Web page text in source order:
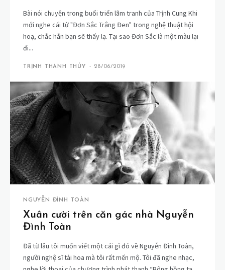
Bài nói chuyện trong buổi triển lãm tranh của Trịnh Cung Khi
mới nghe cái từ "Đơn Sắc Trắng Đen" trong nghệ thuật hội
hoạ, chắc hẳn bạn sẽ thấy lạ. Tại sao Đơn Sắc là một màu lại
đi...
TRỊNH THANH THỦY - 28/06/2019
NGUYỄN ĐÌNH TOÀN
Xuân cười trên căn gác nhà Nguyễn
Đình Toàn
Đã từ lâu tôi muốn viết một cái gì đó về Nguyễn Đình Toàn,
người nghệ sĩ tài hoa mà tôi rất mến mộ. Tôi đã nghe nhạc,